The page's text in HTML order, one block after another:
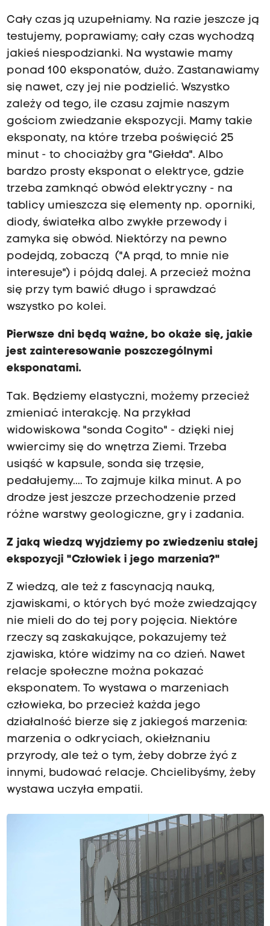
Cały czas ją uzupełniamy. Na razie jeszcze ją
testujemy, poprawiamy; cały czas wychodzą
jakieś niespodzianki. Na wystawie mamy
ponad 100 eksponatów, dużo. Zastanawiamy
się nawet, czy jej nie podzielić. Wszystko
zależy od tego, ile czasu zajmie naszym
gościom zwiedzanie ekspozycji. Mamy takie
eksponaty, na które trzeba poświęcić 25
minut - to chociażby gra "Giełda". Albo
bardzo prosty eksponat o elektryce, gdzie
trzeba zamknąć obwód elektryczny - na
tablicy umieszcza się elementy np. oporniki,
diody, światełka albo zwykłe przewody i
zamyka się obwód. Niektórzy na pewno
podejdą, zobaczą ("A prąd, to mnie nie
interesuje") i pójdą dalej. A przecież można
się przy tym bawić długo i sprawdzać
wszystko po kolei.
Pierwsze dni będą ważne, bo okaże się, jakie
jest zainteresowanie poszczególnymi
eksponatami.
Tak. Będziemy elastyczni, możemy przecież
zmieniać interakcję. Na przykład
widowiskowa "sonda Cogito" - dzięki niej
wwiercimy się do wnętrza Ziemi. Trzeba
usiąść w kapsule, sonda się trzęsie,
pedałujemy.... To zajmuje kilka minut. A po
drodze jest jeszcze przechodzenie przed
różne warstwy geologiczne, gry i zadania.
Z jaką wiedzą wyjdziemy po zwiedzeniu stałej
ekspozycji "Człowiek i jego marzenia?"
Z wiedzą, ale też z fascynacją nauką,
zjawiskami, o których być może zwiedzający
nie mieli do do tej pory pojęcia. Niektóre
rzeczy są zaskakujące, pokazujemy też
zjawiska, które widzimy na co dzień. Nawet
relacje społeczne można pokazać
eksponatem. To wystawa o marzeniach
człowieka, bo przecież każda jego
działalność bierze się z jakiegoś marzenia:
marzenia o odkryciach, okiełznaniu
przyrody, ale też o tym, żeby dobrze żyć z
innymi, budować relacje. Chcielibyśmy, żeby
wystawa uczyła empatii.